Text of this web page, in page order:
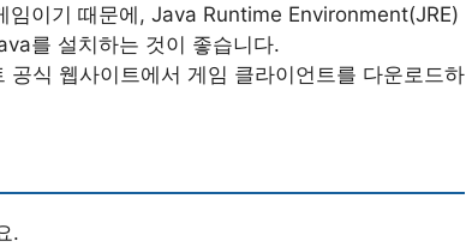
임이기 때문에, Java Runtime Environment(JRE)
를 설치하는 것이 좋습니다.
공식 웹사이트에서 게임 클라이언트를 다운로드하
.